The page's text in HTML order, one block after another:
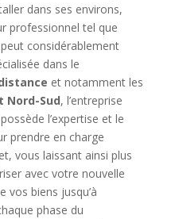
dans ses environs,
professionnel tel que
peut considérablement
dans le
et notamment les
Nord-Sud, l’entreprise
possède l’expertise et le
prendre en charge
vous laissant ainsi plus
avec votre nouvelle
vos biens jusqu’à
phase du